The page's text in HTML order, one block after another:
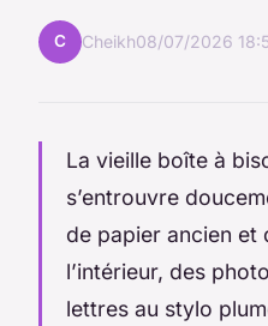
C Cheikh08/07/2026
La vieille boîte à
s’entrouvre
de papier ancien et
l’intérieur, des
lettres au stylo